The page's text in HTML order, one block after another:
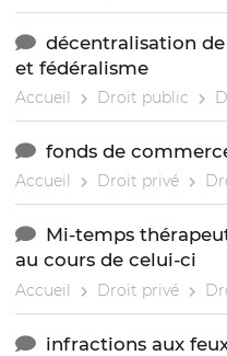
décentralisation
et fédéralisme
Accueil Droit public
fonds de
Accueil Droit privé
Mi-temps
au cours de celui-ci
Accueil Droit privé
infractions aux